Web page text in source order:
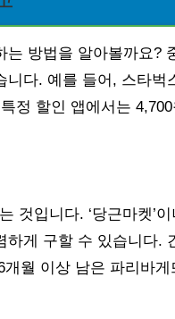
방법을 알아볼까요?
다. 예를 들어, 스타벅
정 할인 앱에서는
입니다. ‘당근마켓’이
게 구할 수 있습니다.
월 이상 남은 파리바게